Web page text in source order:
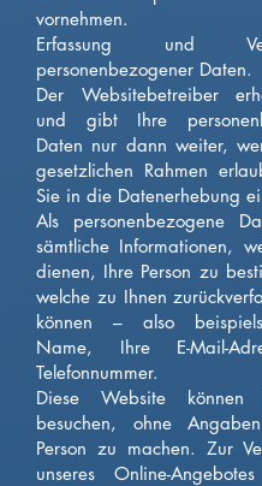
vornehmen.
Erfassung und
personenbezogener Daten.
Der Websitebetreiber
und gibt Ihre
Daten nur dann weiter,
gesetzlichen Rahmen
Sie in die Datenerhebung
Als personenbezogene
sämtliche Informationen,
dienen, Ihre Person zu
welche zu Ihnen
können – also
Name, Ihre E-Mail-
Telefonnummer.
Diese Website können
besuchen, ohne
Person zu machen. Zur
unseres Online-